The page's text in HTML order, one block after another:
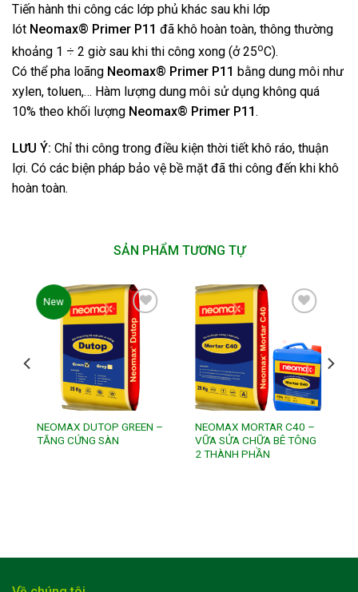
Tiến hành thi công các lớp phủ khác sau khi lớp
lót Neomax® Primer P11 đã khô hoàn toàn, thông thường
khoảng 1 ÷ 2 giờ sau khi thi công xong (ở 25oC).
Có thể pha loãng Neomax® Primer P11 bằng dung môi như
xylen, toluen,… Hàm lượng dung môi sử dụng không quá
10% theo khối lượng Neomax® Primer P11.
LƯU Ý: Chỉ thi công trong điều kiện thời tiết khô ráo, thuận
lợi. Có các biện pháp bảo vệ bề mặt đã thi công đến khi khô
hoàn toàn.
SẢN PHẨM TƯƠNG TỰ
New
Add to
wishlist
NEOMAX DUTOP GREEN –
TĂNG CỨNG SÀN
NEOMAX MORTAR C40 –
VỮA SỬA CHỮA BÊ TÔNG
2 THÀNH PHẦN